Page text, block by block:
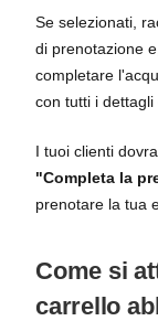
Se selezionati,
di prenotazione
completare
con tutti i dettagli
I tuoi clienti
"Completa la
prenotare la tua
Come si
carrello